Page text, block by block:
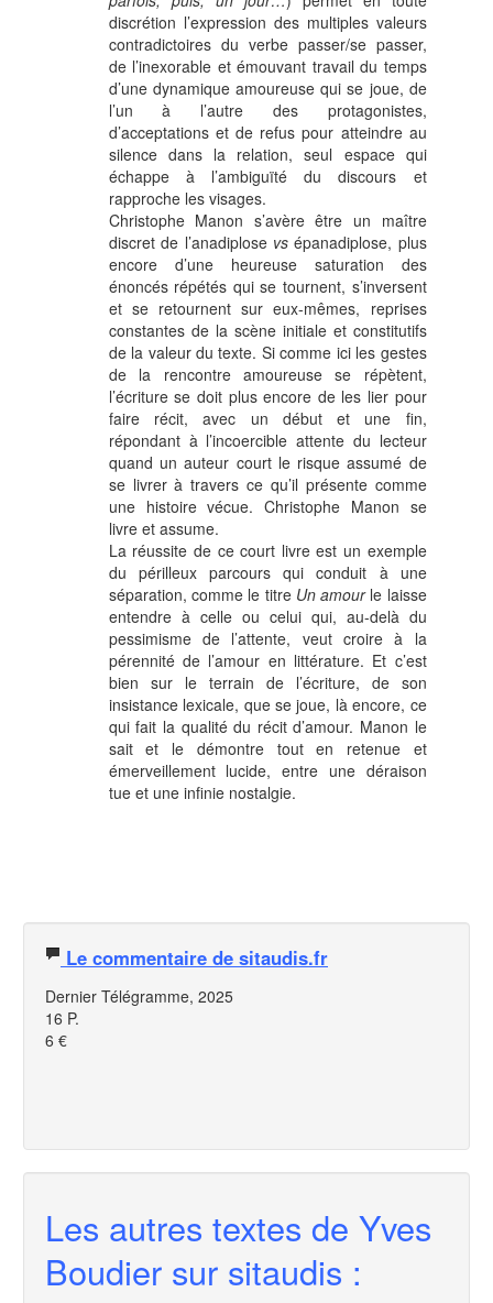
discrétion l’expression des multiples valeurs
contradictoires du verbe passer/se passer,
de l’inexorable et émouvant travail du temps
d’une dynamique amoureuse qui se joue, de
l’un à l’autre des protagonistes,
d’acceptations et de refus pour atteindre au
silence dans la relation, seul espace qui
échappe à l’ambiguïté du discours et
rapproche les visages.
Christophe Manon s’avère être un maître
discret de l’anadiplose vsépanadiplose, plus
encore d’une heureuse saturation des
énoncés répétés qui se tournent, s’inversent
et se retournent sur eux-mêmes, reprises
constantes de la scène initiale et constitutifs
de la valeur du texte. Si comme ici les gestes
de la rencontre amoureuse se répètent,
l’écriture se doit plus encore de les lier pour
faire récit, avec un début et une fin,
répondant à l’incoercible attente du lecteur
quand un auteur court le risque assumé de
se livrer à travers ce qu’il présente comme
une histoire vécue. Christophe Manon se
livre et assume.
La réussite de ce court livre est un exemple
du périlleux parcours qui conduit à une
séparation, comme le titre Un amourle laisse
entendre à celle ou celui qui, au-delà du
pessimisme de l’attente, veut croire à la
pérennité de l’amour en littérature. Et c’est
bien sur le terrain de l’écriture, de son
insistance lexicale, que se joue, là encore, ce
qui fait la qualité du récit d’amour. Manon le
sait et le démontre tout en retenue et
émerveillement lucide, entre une déraison
tue et une infinie nostalgie.
Le commentaire de sitaudis.fr
Dernier Télégramme, 2025
16 P.
6 €
Les autres textes de Yves
Boudier sur sitaudis :